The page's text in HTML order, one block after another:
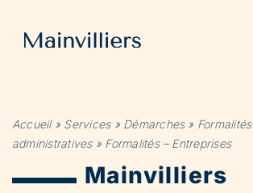
contenu
Accueil» Services» Démarches» Formalités
administratives» Formalités – Entreprises
Mainvilliers